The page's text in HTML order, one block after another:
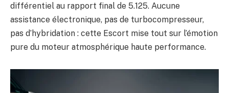
différentiel au rapport final de 5.125. Aucune
assistance électronique, pas de turbocompresseur,
pas d’hybridation : cette Escort mise tout sur l’émotion
pure du moteur atmosphérique haute performance.